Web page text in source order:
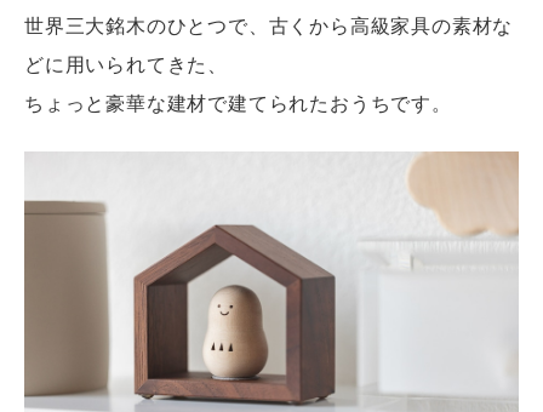
世界三大銘木のひとつで、古くから高級家具の素材な
どに用いられてきた、
ちょっと豪華な建材で建てられたおうちです。